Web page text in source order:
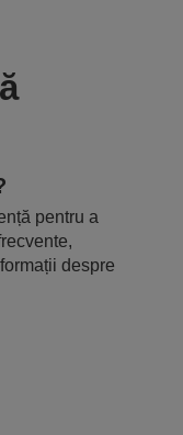
pentru a
despre